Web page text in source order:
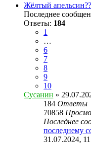
Жёлтый
Последнее
Ответы: 184
1
…
6
7
8
9
10
Сусанин »
184 Ответы
70858
Последнее
последнему
31.07.2024,